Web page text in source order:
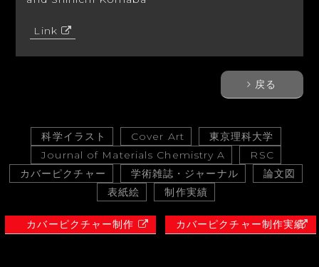
Link
戻る
科学イラスト Cover Art
東京理科大学
Journal of Materials Chemistry A
RSC
カバーピクチャー
学術雑誌・ジャーナル
論文図
表紙絵
制作実績
カバーピクチャー制作 カバーピクチャー制作実績